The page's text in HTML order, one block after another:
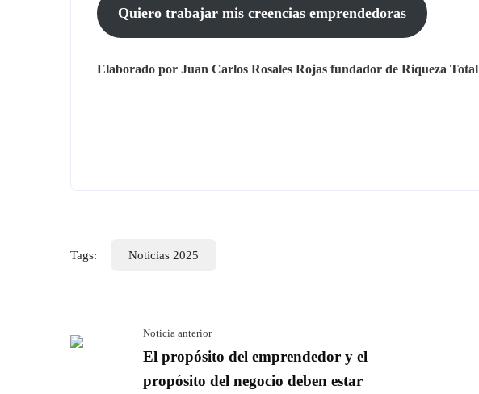
Quiero trabajar mis creencias emprendedoras
Elaborado por Juan Carlos Rosales Rojas fundador de Riqueza Total
Tags: Noticias 2025
Noticia anterior
El propósito del emprendedor y el
propósito del negocio deben estar